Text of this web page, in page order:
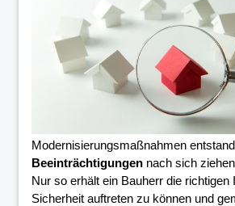
Modernisierungsmaßnahmen
Beeinträchtigungennach sich
Nur so erhält ein Bauherr die
Sicherheit auftreten zu können und